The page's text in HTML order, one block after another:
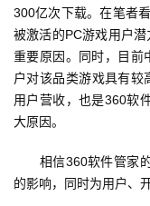
休
闲
游
戏
2
2
5
300亿次下载。在笔者
被激活的PC游戏用户
重要原因。同时，目前
户对该品类游戏具有较
用户营收，也是360软
大原因。
相信360软件管家的
的影响，同时为用户、